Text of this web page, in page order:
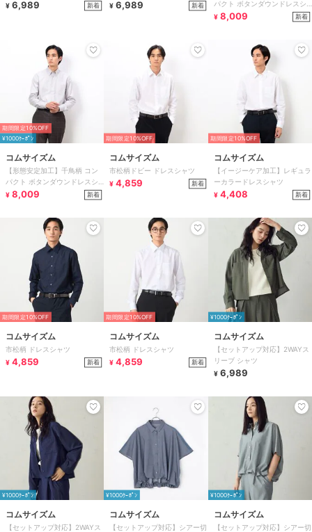
¥ 6,989 新着 ¥ 6,989 新着
パクト ボタンダウンドレスシ
ャツ
¥ 8,009 新着
期間限定10%OFF
¥1000ｸｰﾎﾟﾝ
コムサイズム
【形態安定加工】千鳥柄 コン
パクト ボタンダウンドレスシ
ャツ
¥ 8,009 新着
期間限定10%OFF
コムサイズム
市松柄ドビー ドレスシャツ
¥ 4,859 新着
期間限定10%OFF
コムサイズム
【イージーケア加工】レギュラ
ーカラードレスシャツ
¥ 4,408 新着
期間限定10%OFF
コムサイズム
市松柄 ドレスシャツ
¥ 4,859 新着
期間限定10%OFF
コムサイズム
市松柄 ドレスシャツ
¥ 4,859 新着
¥1000ｸｰﾎﾟﾝ
コムサイズム
【セットアップ対応】2WAYス
リーブ シャツ
¥ 6,989
¥1000ｸｰﾎﾟﾝ
コムサイズム
【セットアップ対応】2WAYス
¥1000ｸｰﾎﾟﾝ
コムサイズム
【セットアップ対応】シアー切
¥1000ｸｰﾎﾟﾝ
コムサイズム
【セットアップ対応】シアー切